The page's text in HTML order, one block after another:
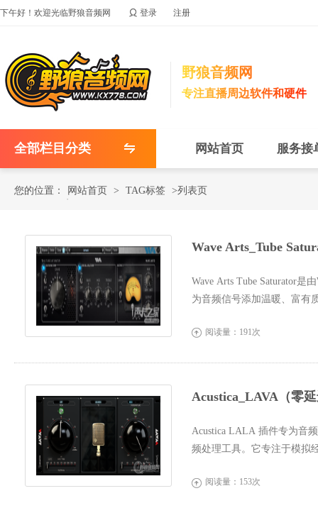
下午好！欢迎光临野狼音频网  登录 注册
野狼音频网
专注直播周边软件和硬件
全部栏目分类 网站首页 服务接
您的位置： 网站首页 > TAG标签 >列表页
Wave Arts_Tube
Wave Arts Tube Saturator是
为音频信号添加温暖、富有
 阅读量：191次
Acustica_LAVA（零
Acustica LALA 插件专为音
频处理工具。它专注于模拟
 阅读量：153次